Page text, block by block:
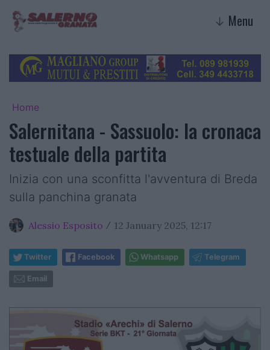
↓ Menu
Home
Salernitana - Sassuolo: la cronaca
testuale della partita
Inizia con una sconfitta l'avventura di Breda
sulla panchina granata
Alessio Esposito / 12 January 2025, 12:17
Twitter Facebook Whatsapp Telegram
Email